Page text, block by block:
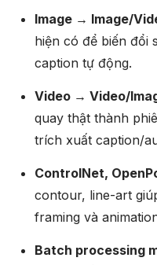
Image → Image/
hiện có để biến đổi
caption tự động.
Video → Video/
quay thật thành
trích xuất caption/
ControlNet,
contour, line-art
framing và
Batch processing